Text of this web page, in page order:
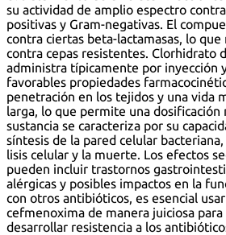
su actividad de amplio espectro
positivas y Gram-negativas. El
contra ciertas beta-lactamasas, lo que
contra cepas resistentes. Clorhidrato
administra típicamente por inyección
favorables propiedades
penetración en los tejidos y una vida
larga, lo que permite una dosificación
sustancia se caracteriza por su
síntesis de la pared celular
lisis celular y la muerte. Los efectos
pueden incluir trastornos
alérgicas y posibles impactos en la
con otros antibióticos, es esencial
cefmenoxima de manera juiciosa
desarrollar resistencia a los